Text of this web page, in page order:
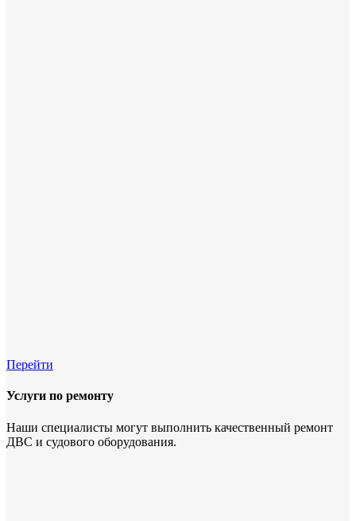
Перейти
Услуги по ремонту
Наши специалисты могут выполнить качественный ремонт
ДВС и судового оборудования.